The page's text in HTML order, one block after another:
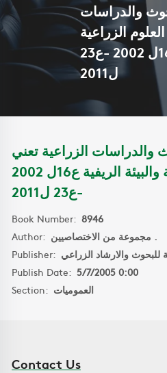
والدراسات
الزراعية
والبيئة الريفية ع16ل 2002 -ع23
ل2011
والدراسات الزراعية تعني
بقضايا العلوم الزراعية والبيئة الريفية ع16ل 2002
-ع23 ل2011
Book Number: 8946
Author:
مجموعة من الاختصاصيين .
Publisher:
Publish Date: 5/7/2005 0:00
Section: العموميات
Contact Us